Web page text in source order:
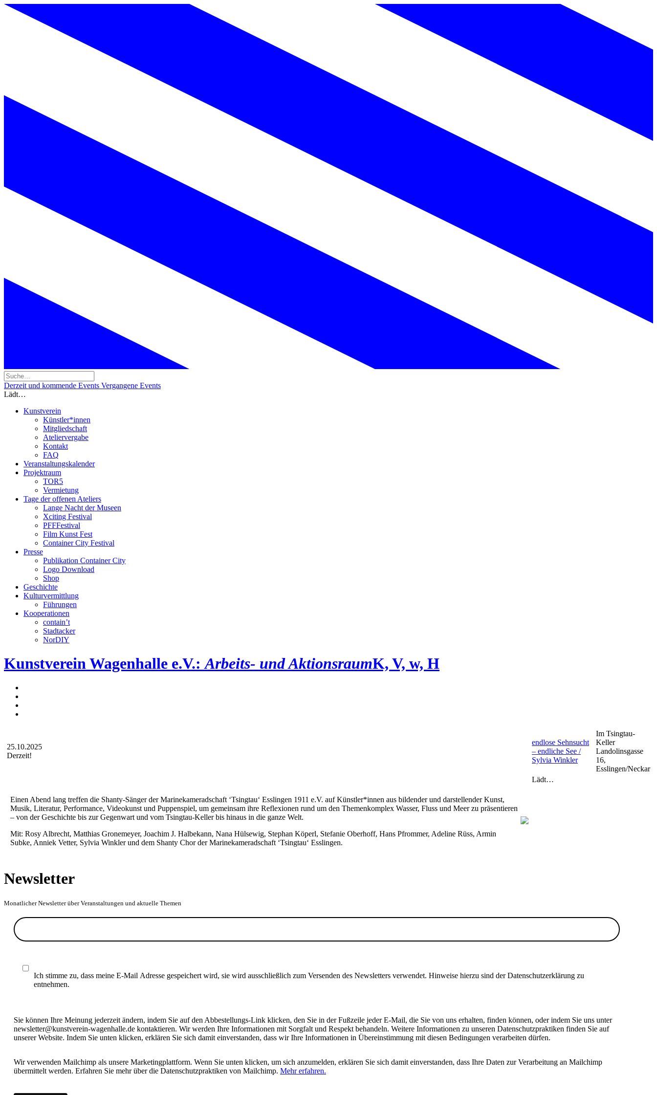
Derzeit und kommende Events Vergangene Events
Lädt…
Kunstverein
Künstler*innen
Mitgliedschaft
Ateliervergabe
Kontakt
FAQ
Veranstaltungskalender
Projektraum
TOR5
Vermietung
Tage der offenen Ateliers
Lange Nacht der Museen
Xciting Festival
PFFFestival
Film Kunst Fest
Container City Festival
Presse
Publikation Container City
Logo Download
Shop
Geschichte
Kulturvermittlung
Führungen
Kooperationen
contain’t
Stadtacker
NorDIY
Kunstverein Wagenhalle e.V.:Arbeits- und AktionsraumK, V, w, H
25.10.2025
Derzeit!
endlose Sehnsucht
– endliche See /
Sylvia Winkler
Im Tsingtau-
Keller
Landolinsgasse
16,
Esslingen/Neckar
Lädt…
Einen Abend lang treffen die Shanty-Sänger der Marinekameradschaft ‘Tsingtau‘ Esslingen 1911 e.V. auf Künstler*innen aus bildender und darstellender Kunst,
Musik, Literatur, Performance, Videokunst und Puppenspiel, um gemeinsam ihre Reflexionen rund um den Themenkomplex Wasser, Fluss und Meer zu präsentieren
– von der Geschichte bis zur Gegenwart und vom Tsingtau-Keller bis hinaus in die ganze Welt.
Mit: Rosy Albrecht, Matthias Gronemeyer, Joachim J. Halbekann, Nana Hülsewig, Stephan Köperl, Stefanie Oberhoff, Hans Pfrommer, Adeline Rüss, Armin
Subke, Anniek Vetter, Sylvia Winkler und dem Shanty Chor der Marinekameradschaft ‘Tsingtau‘ Esslingen.
Newsletter
Monatlicher Newsletter über Veranstaltungen und aktuelle Themen
Ich stimme zu, dass meine E-Mail Adresse gespeichert wird, sie wird ausschließlich zum Versenden des Newsletters verwendet. Hinweise hierzu sind der Datenschutzerklärung zu
entnehmen.
Sie können Ihre Meinung jederzeit ändern, indem Sie auf den Abbestellungs-Link klicken, den Sie in der Fußzeile jeder E-Mail, die Sie von uns erhalten, finden können, oder indem Sie uns unter
newsletter@kunstverein-wagenhalle.de kontaktieren. Wir werden Ihre Informationen mit Sorgfalt und Respekt behandeln. Weitere Informationen zu unseren Datenschutzpraktiken finden Sie auf
unserer Website. Indem Sie unten klicken, erklären Sie sich damit einverstanden, dass wir Ihre Informationen in Übereinstimmung mit diesen Bedingungen verarbeiten dürfen.
Wir verwenden Mailchimp als unsere Marketingplattform. Wenn Sie unten klicken, um sich anzumelden, erklären Sie sich damit einverstanden, dass Ihre Daten zur Verarbeitung an Mailchimp
übermittelt werden. Erfahren Sie mehr über die Datenschutzpraktiken von Mailchimp. Mehr erfahren.